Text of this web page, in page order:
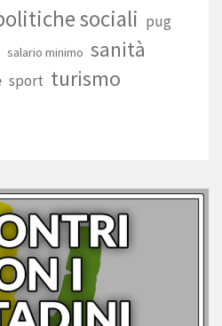
sociali pug
salario minimo sanità
sport turismo